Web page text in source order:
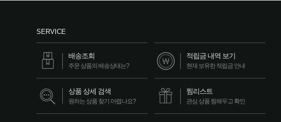
SERVICE
배송조회
주문 상품의 배송상태는?
적립금 내역 보기
현재 보유한 적립금 안내
상품 상세 검색
원하는 상품 찾기 어렵나요?
찜리스트
관심 상품 찜해두고 확인